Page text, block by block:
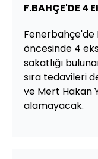
F.BAHÇE'DE 4
Fenerbahçe'de
öncesinde 4
sakatlığı
sıra tedavileri
ve Mert Hakan
alamayacak.